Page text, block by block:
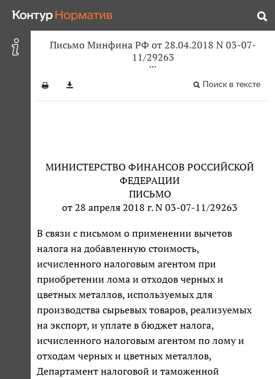
Письмо Минфина РФ от 28.04.2018 N 03-07-
11/29263
Поиск в тексте
МИНИСТЕРСТВО ФИНАНСОВ РОССИЙСКОЙ
ФЕДЕРАЦИИ
ПИСЬМО
от 28 апреля 2018 г. N 03-07-11/29263
В связи с письмом о применении вычетов
налога на добавленную стоимость,
исчисленного налоговым агентом при
приобретении лома и отходов черных и
цветных металлов, используемых для
производства сырьевых товаров, реализуемых
на экспорт, и уплате в бюджет налога,
исчисленного налоговым агентом по лому и
отходам черных и цветных металлов,
Департамент налоговой и таможенной